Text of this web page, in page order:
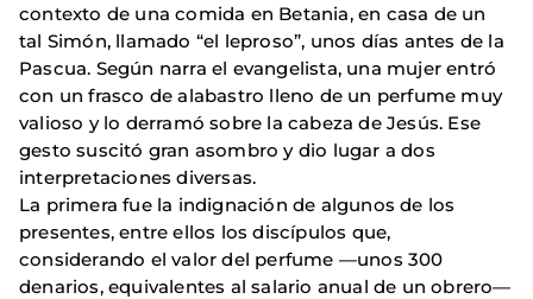
contexto de una comida en Betania, en casa de un
tal Simón, llamado “el leproso”, unos días antes de la
Pascua. Según narra el evangelista, una mujer entró
con un frasco de alabastro lleno de un perfume muy
valioso y lo derramó sobre la cabeza de Jesús. Ese
gesto suscitó gran asombro y dio lugar a dos
interpretaciones diversas.
La primera fue la indignación de algunos de los
presentes, entre ellos los discípulos que,
considerando el valor del perfume —unos 300
denarios, equivalentes al salario anual de un obrero—